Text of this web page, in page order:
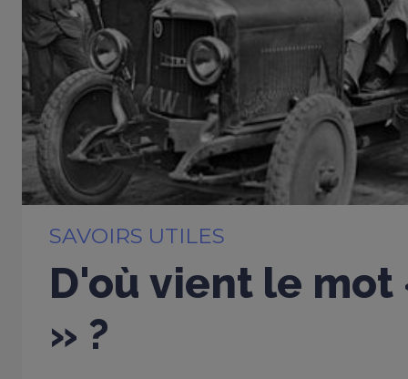
SAVOIRS UTILES
D'où vient le
» ?